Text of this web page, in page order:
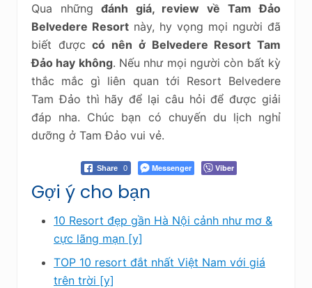
Qua những đánh giá, review về Tam Đảo
Belvedere Resort này, hy vọng mọi người đã
biết đượccó nên ở Belvedere Resort Tam
Đảo hay không. Nếu như mọi người còn bất kỳ
thắc mắc gì liên quan tới Resort Belvedere
Tam Đảo thì hãy để lại câu hỏi để được giải
đáp nha. Chúc bạn có chuyến du lịch nghỉ
dưỡng ở Tam Đảo vui vẻ.
Share 0 Messenger Viber
Gợi ý cho bạn
10 Resort đẹp gần Hà Nội cảnh như mơ &
cực lãng mạn [y]
TOP 10 resort đắt nhất Việt Nam với giá
trên trời [y]